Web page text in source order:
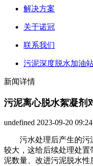
解决方案
关于诺冠
联系我们
污泥深度脱水加油
新闻详情
污泥离心脱水絮凝剂
undefined 2023-09-20
污水处理后产生的污
较大，这给后续处理处
泥数量、改进污泥脱水